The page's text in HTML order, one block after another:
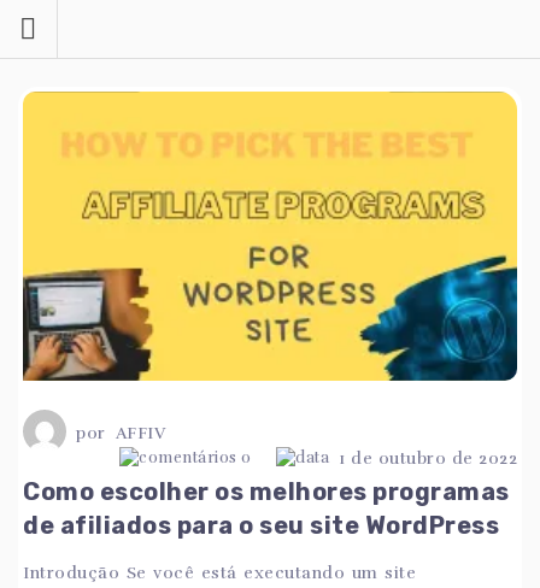
para
o
conteúdo
por AFFIV
0 1 de outubro de 2022
Como escolher os melhores programas
de afiliados para o seu site WordPress
Introdução Se você está executando um site